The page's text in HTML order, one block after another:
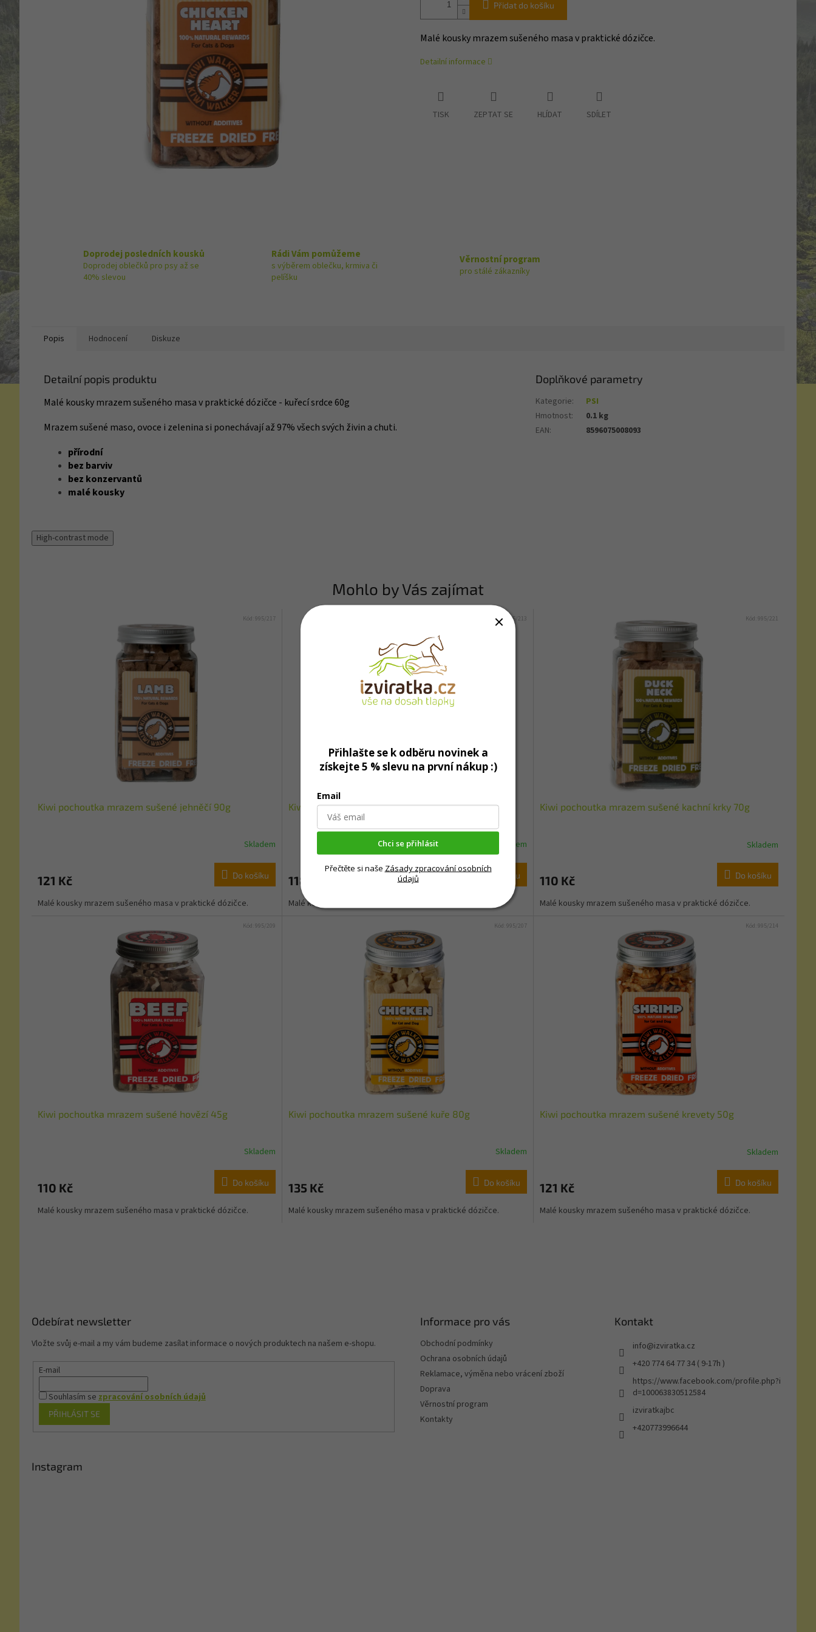
Přidat do košíku
Malé kousky mrazem sušeného masa v praktické dózičce.
Detailní informace
TISK ZEPTAT SE HLÍDAT SDÍLET
Doprodej posledních kousků
Doprodej oblečků pro psy až se
40% slevou
Rádi Vám pomůžeme
s výběrem oblečku, krmiva či
pelíšku
Věrnostní program
pro stálé zákazníky
Popis Hodnocení Diskuze
Detailní popis produktu
Malé kousky mrazem sušeného masa v praktické dózičce - kuřecí srdce 60g
Mrazem sušené maso, ovoce i zelenina si ponechávají až 97% všech svých živin a chuti.
přírodní
bez barviv
bez konzervantů
malé kousky
Doplňkové parametry
Kategorie:
PSI
Hmotnost:
0.1 kg
EAN: 8596075008093
High-contrast mode
Mohlo by Vás zajímat
Kiwi pochoutka mrazem sušené jehněčí 90g
Skladem
121 Kč Do košíku
Malé kousky mrazem sušeného masa v praktické dózičce.
Kód:995/217
Kiwi pochoutka mrazem sušené rybí maso 70g
Skladem
118 Kč Do košíku
Malé kousky mrazem sušeného masa v praktické dózičce.
Kód: 995/213
Kiwi pochoutka mrazem sušené kachní krky 70g
Skladem
110 Kč Do košíku
Malé kousky mrazem sušeného masa v praktické dózičce.
Kód: 995/221
Kiwi pochoutka mrazem sušené hovězí 45g
Skladem
110 Kč Do košíku
Malé kousky mrazem sušeného masa v praktické dózičce.
Kód:995/209
Kiwi pochoutka mrazem sušené kuře 80g
Skladem
135 Kč Do košíku
Malé kousky mrazem sušeného masa v praktické dózičce.
Kód: 995/207
Kiwi pochoutka mrazem sušené krevety 50g
Skladem
121 Kč Do košíku
Malé kousky mrazem sušeného masa v praktické dózičce.
Kód: 995/214
Odebírat newsletter
Vložte svůj e-mail a my vám budeme zasílat informace o nových produktech na našem e-shopu.
E-mail
Souhlasím se zpracování osobních údajů
PŘIHLÁSIT SE
Informace pro vás
Obchodní podmínky
Ochrana osobních údajů
Reklamace, výměna nebo vrácení zboží
Doprava
Věrnostní program
Kontakty
Kontakt
info@izviratka.cz
+420 774 64 77 34 ( 9-17h )
https://www.facebook.com/profile.php?i
d=100063830512584
izviratkajbc
+420773996644
Instagram
Přihlašte se k odběru novinek a
získejte 5 % slevu na první nákup :)
Email
Chci se přihlásit
Přečtěte si naše Zásady zpracování osobních
údajů